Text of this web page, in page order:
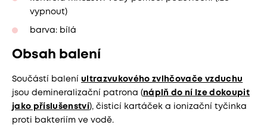
vypnout)
barva: bílá
Obsah balení
Součástí balení ultrazvukového zvlhčovače vzduchu
jsou demineralizační patrona (náplň do ní lze dokoupit
jako příslušenství), čisticí kartáček a ionizační tyčinka
proti bakteriím ve vodě.